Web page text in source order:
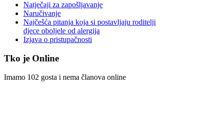
Natječaji za zapošljavanje
Naručivanje
Najčešća pitanja koja si postavljaju roditelji
djece oboljele od alergija
Izjava o pristupačnosti
Tko je Online
Imamo 102 gosta i nema članova online